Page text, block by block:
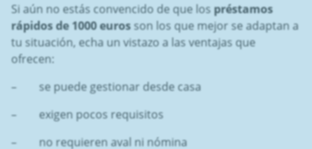
Si aún no estás convencido de que lospréstamos
rápidos de 1000 eurosson los que mejor se adaptan a
tu situación, echa un vistazo a las ventajas que
ofrecen:
– se puede gestionar desde casa
– exigen pocos requisitos
– no requieren aval ni nómina